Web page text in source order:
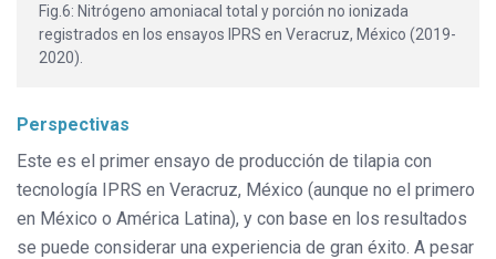
Fig.6: Nitrógeno amoniacal total y porción no ionizada
registrados en los ensayos IPRS en Veracruz, México (2019-
2020).
Perspectivas
Este es el primer ensayo de producción de tilapia con
tecnología IPRS en Veracruz, México (aunque no el primero
en México o América Latina), y con base en los resultados
se puede considerar una experiencia de gran éxito. A pesar